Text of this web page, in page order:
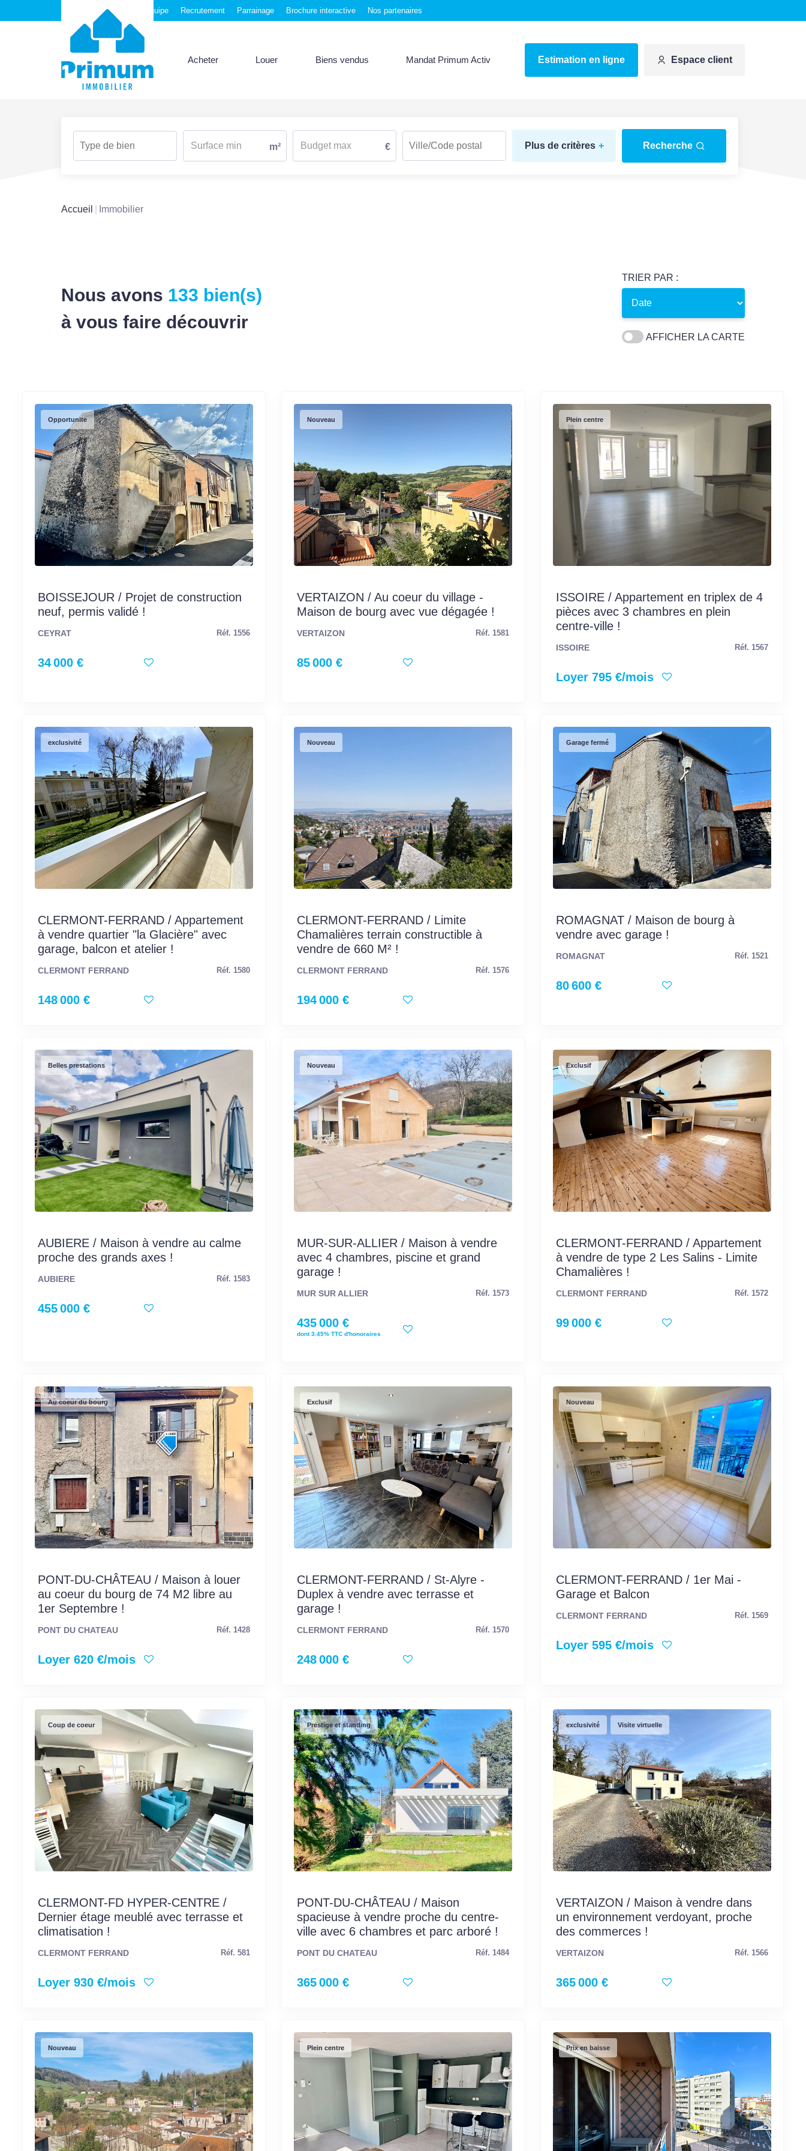
Nos agences Notre équipe Recrutement Parrainage Brochure interactive Nos partenaires
Acheter Louer Biens vendus Mandat Primum Activ Estimation en ligne Espace client
m² € Plus de critères + Recherche
Accueil Immobilier
Nous avons 133 bien(s)
à vous faire découvrir
TRIER PAR :
AFFICHER LA CARTE
Opportunite
BOISSEJOUR / Projet de construction
neuf, permis validé !
CEYRAT Réf. 1556
34 000 €
Nouveau
VERTAIZON / Au coeur du village -
Maison de bourg avec vue dégagée !
VERTAIZON Réf. 1581
85 000 €
Plein centre
ISSOIRE / Appartement en triplex de 4
pièces avec 3 chambres en plein
centre-ville !
ISSOIRE Réf. 1567
Loyer 795 €/mois
exclusivité
CLERMONT-FERRAND / Appartement
à vendre quartier "la Glacière" avec
garage, balcon et atelier !
CLERMONT FERRAND Réf. 1580
148 000 €
Nouveau
CLERMONT-FERRAND / Limite
Chamalières terrain constructible à
vendre de 660 M² !
CLERMONT FERRAND Réf. 1576
194 000 €
Garage fermé
ROMAGNAT / Maison de bourg à
vendre avec garage !
ROMAGNAT Réf. 1521
80 600 €
Belles prestations
AUBIERE / Maison à vendre au calme
proche des grands axes !
AUBIERE Réf. 1583
455 000 €
Nouveau
MUR-SUR-ALLIER / Maison à vendre
avec 4 chambres, piscine et grand
garage !
MUR SUR ALLIER Réf. 1573
435 000 €
dont 3.45% TTC d'honoraires
Exclusif
CLERMONT-FERRAND / Appartement
à vendre de type 2 Les Salins - Limite
Chamalières !
CLERMONT FERRAND Réf. 1572
99 000 €
Au coeur du bourg
PONT-DU-CHÂTEAU / Maison à louer
au coeur du bourg de 74 M2 libre au
1er Septembre !
PONT DU CHATEAU Réf. 1428
Loyer 620 €/mois
Exclusif
CLERMONT-FERRAND / St-Alyre -
Duplex à vendre avec terrasse et
garage !
CLERMONT FERRAND Réf. 1570
248 000 €
Nouveau
CLERMONT-FERRAND / 1er Mai -
Garage et Balcon
CLERMONT FERRAND Réf. 1569
Loyer 595 €/mois
Coup de coeur
CLERMONT-FD HYPER-CENTRE /
Dernier étage meublé avec terrasse et
climatisation !
CLERMONT FERRAND Réf. 581
Loyer 930 €/mois
Prestige et standing
PONT-DU-CHÂTEAU / Maison
spacieuse à vendre proche du centre-
ville avec 6 chambres et parc arboré !
PONT DU CHATEAU Réf. 1484
365 000 €
exclusivité Visite virtuelle
VERTAIZON / Maison à vendre dans
un environnement verdoyant, proche
des commerces !
VERTAIZON Réf. 1566
365 000 €
Nouveau Plein centre Prix en baisse